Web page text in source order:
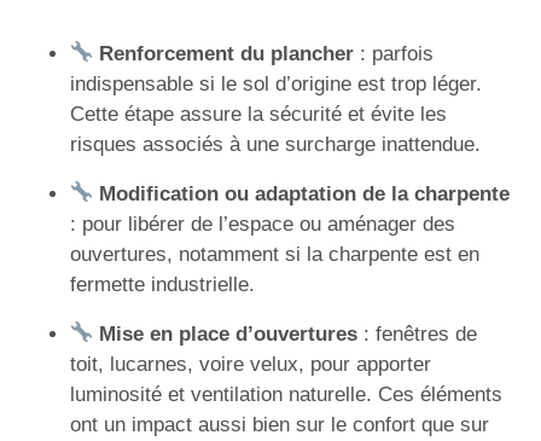
Renforcement du plancher : parfois
indispensable si le sol d’origine est trop léger.
Cette étape assure la sécurité et évite les
risques associés à une surcharge inattendue.
Modification ou adaptation de la charpente
: pour libérer de l’espace ou aménager des
ouvertures, notamment si la charpente est en
fermette industrielle.
Mise en place d’ouvertures : fenêtres de
toit, lucarnes, voire velux, pour apporter
luminosité et ventilation naturelle. Ces éléments
ont un impact aussi bien sur le confort que sur